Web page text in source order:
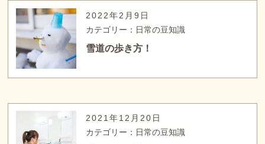
2022年2月9日
カテゴリー：日常の豆知識
雪道の歩き方！
2021年12月20日
カテゴリー：日常の豆知識